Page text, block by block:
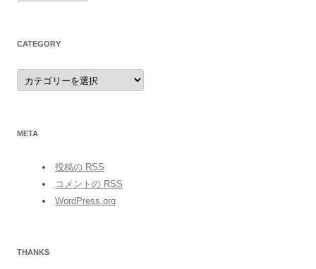
CATEGORY
category
META
投稿の RSS
コメントの RSS
WordPress.org
THANKS